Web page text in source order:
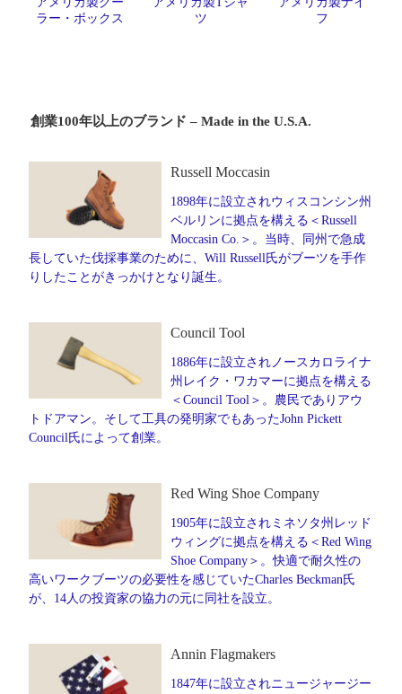
ラー・ボックス
ツ
フ
創業100年以上のブランド – Made in the U.S.A.
Russell Moccasin
1898年に設立されウィスコンシン州
ベルリンに拠点を構える＜Russell
Moccasin Co.＞。当時、同州で急成
長していた伐採事業のために、Will Russell氏がブーツを手作
りしたことがきっかけとなり誕生。
Council Tool
1886年に設立されノースカロライナ
州レイク・ワカマーに拠点を構える
＜Council Tool＞。農民でありアウ
トドアマン。そして工具の発明家でもあったJohn Pickett
Council氏によって創業。
Red Wing Shoe Company
1905年に設立されミネソタ州レッド
ウィングに拠点を構える＜Red Wing
Shoe Company＞。快適で耐久性の
高いワークブーツの必要性を感じていたCharles Beckman氏
が、14人の投資家の協力の元に同社を設立。
Annin Flagmakers
1847年に設立されニュージャージー